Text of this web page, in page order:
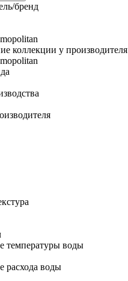
бренд
коллекции у производителя
температуры воды
расхода воды